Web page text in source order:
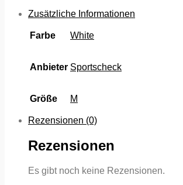
Zusätzliche Informationen
Farbe White
Anbieter Sportscheck
Größe M
Rezensionen (0)
Rezensionen
Es gibt noch keine Rezensionen.